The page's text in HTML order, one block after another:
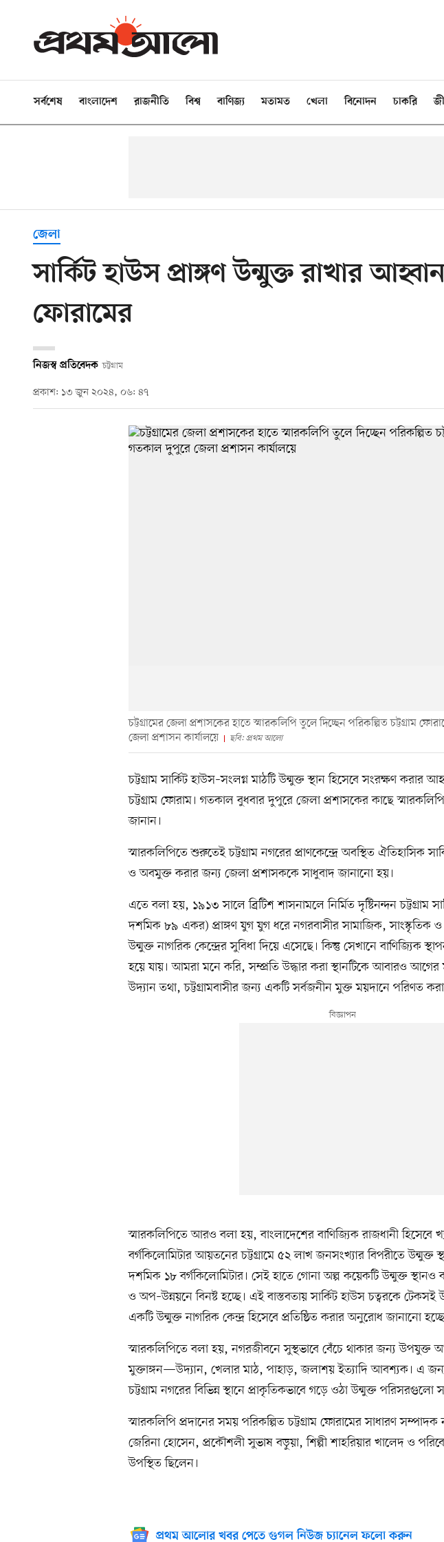
সর্বশেষ বাংলাদেশ রাজনীতি বিশ্ব বাণিজ্য মতামত খেলা বিনোদন চাকরি
জেলা
সার্কিট হাউস প্রাঙ্গণ উন্মুক্ত রাখার
ফোরামের
নিজস্ব প্রতিবেদক চট্টগ্রাম
প্রকাশ: ১৩ জুন ২০২৪, ০৬: ৪৭
চট্টগ্রামের জেলা প্রশাসকের হাতে স্মারকলিপি তুলে দিচ্ছেন পরিকল্পিত চট্টগ্রাম
জেলা প্রশাসন কার্যালয়ে
ছবি: প্রথম আলো
চট্টগ্রাম সার্কিট হাউস–সংলগ্ন মাঠটি উন্মুক্ত স্থান হিসেবে সংরক্ষণ করার
চট্টগ্রাম ফোরাম। গতকাল বুধবার দুপুরে জেলা প্রশাসকের কাছে
জানান।
স্মারকলিপিতে শুরুতেই চট্টগ্রাম নগরের প্রাণকেন্দ্রে অবস্থিত ঐতিহাসিক
ও অবমুক্ত করার জন্য জেলা প্রশাসককে সাধুবাদ জানানো হয়।
এতে বলা হয়, ১৯১৩ সালে ব্রিটিশ শাসনামলে নির্মিত দৃষ্টিনন্দন চট্টগ্রাম
দশমিক ৮৯ একর) প্রাঙ্গণ যুগ যুগ ধরে নগরবাসীর সামাজিক, সাংস্কৃতিক
উন্মুক্ত নাগরিক কেন্দ্রের সুবিধা দিয়ে এসেছে। কিন্তু সেখানে বাণিজ্যিক
হয়ে যায়। আমরা মনে করি, সম্প্রতি উদ্ধার করা স্থানটিকে আবারও
উদ্যান তথা, চট্টগ্রামবাসীর জন্য একটি সর্বজনীন মুক্ত ময়দানে পরিণত
স্মারকলিপিতে আরও বলা হয়, বাংলাদেশের বাণিজ্যিক রাজধানী হিসেবে
বর্গকিলোমিটার আয়তনের চট্টগ্রামে ৫২ লাখ জনসংখ্যার বিপরীতে উন্মুক্ত
দশমিক ১৮ বর্গকিলোমিটার। সেই হাতে গোনা অল্প কয়েকটি উন্মুক্ত স্থানও
ও অপ–উন্নয়নে বিনষ্ট হচ্ছে। এই বাস্তবতায় সার্কিট হাউস চত্বরকে
একটি উন্মুক্ত নাগরিক কেন্দ্র হিসেবে প্রতিষ্ঠিত করার অনুরোধ জানানো
স্মারকলিপিতে বলা হয়, নগরজীবনে সুস্থভাবে বেঁচে থাকার জন্য
মুক্তাঙ্গন—উদ্যান, খেলার মাঠ, পাহাড়, জলাশয় ইত্যাদি আবশ্যক। এ জন্য
চট্টগ্রাম নগরের বিভিন্ন স্থানে প্রাকৃতিকভাবে গড়ে ওঠা উন্মুক্ত
স্মারকলিপি প্রদানের সময় পরিকল্পিত চট্টগ্রাম ফোরামের সাধারণ
জেরিনা হোসেন, প্রকৌশলী সুভাষ বড়ুয়া, শিল্পী শাহরিয়ার খালেদ ও
উপস্থিত ছিলেন।
প্রথম আলোর খবর পেতে গুগল নিউজ চ্যানেল ফলো করুন